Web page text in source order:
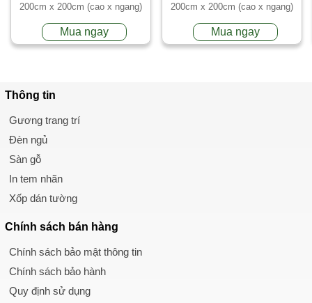
200cm x 200cm (cao x ngang)
Mua ngay
200cm x 200cm (cao x ngang)
Mua ngay
Thông tin
Gương trang trí
Đèn ngủ
Sàn gỗ
In tem nhãn
Xốp dán tường
Chính sách bán hàng
Chính sách bảo mật thông tin
Chính sách bảo hành
Quy định sử dụng